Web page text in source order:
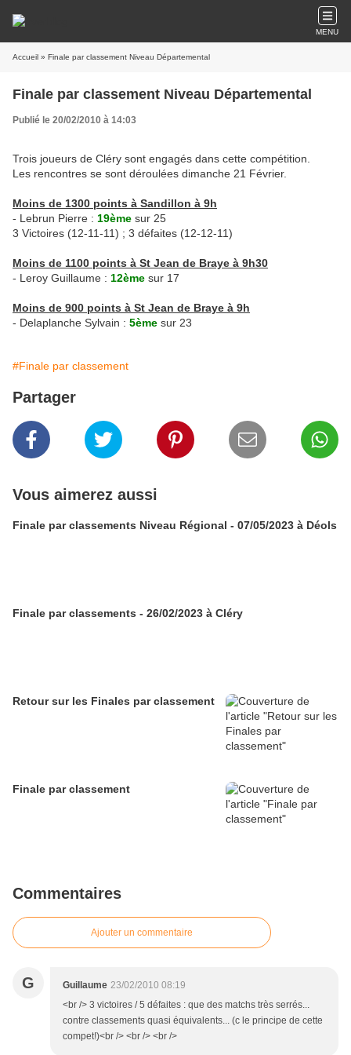
MENU
Accueil » Finale par classement Niveau Départemental
Finale par classement Niveau Départemental
Publié le 20/02/2010 à 14:03
Trois joueurs de Cléry sont engagés dans cette compétition.
Les rencontres se sont déroulées dimanche 21 Février.
Moins de 1300 points à Sandillon à 9h
- Lebrun Pierre : 19ème sur 25
3 Victoires (12-11-11) ; 3 défaites (12-12-11)
Moins de 1100 points à St Jean de Braye à 9h30
- Leroy Guillaume : 12ème sur 17
Moins de 900 points à St Jean de Braye à 9h
- Delaplanche Sylvain : 5ème sur 23
#Finale par classement
Partager
Vous aimerez aussi
Finale par classements Niveau Régional - 07/05/2023 à Déols
Finale par classements - 26/02/2023 à Cléry
Retour sur les Finales par classement
Finale par classement
Commentaires
Ajouter un commentaire
G Guillaume 23/02/2010 08:19
<br /> 3 victoires / 5 défaites : que des matchs très serrés...
contre classements quasi équivalents... (c le principe de cette
compet!)<br /> <br /> <br />